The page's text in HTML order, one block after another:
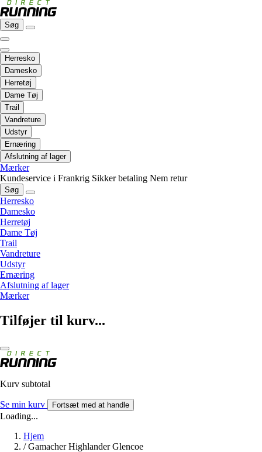
Søg
Herresko
Damesko
Herretøj
Dame Tøj
Trail
Vandreture
Udstyr
Ernæring
Afslutning af lager
Mærker
Kundeservice i Frankrig Sikker betaling Nem retur
Søg
Herresko
Damesko
Herretøj
Dame Tøj
Trail
Vandreture
Udstyr
Ernæring
Afslutning af lager
Mærker
Tilføjer til kurv...
Kurv subtotal
Se min kurv Fortsæt med at handle
Loading...
Hjem
/ Gamacher Highlander Glencoe